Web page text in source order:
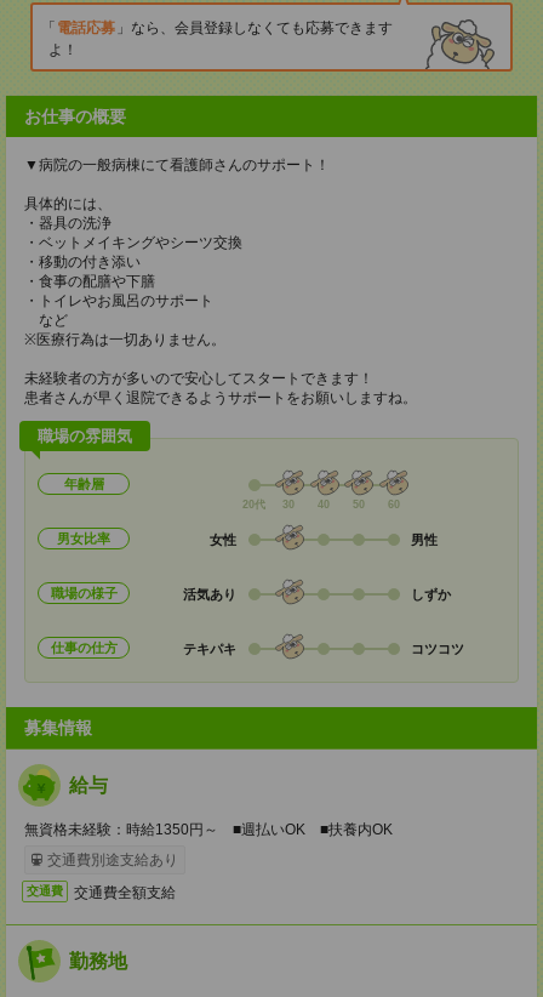
電話応募
なら、会員登録しなくても応募できます
よ！
お仕事の概要
▼病院の一般病棟にて看護師さんのサポート！
具体的には、
・器具の洗浄
・ベットメイキングやシーツ交換
・移動の付き添い
・食事の配膳や下膳
・トイレやお風呂のサポート
など
※医療行為は一切ありません。
未経験者の方が多いので安心してスタートできます！
患者さんが早く退院できるようサポートをお願いしますね。
職場の雰囲気
年齢層
20代 30 40 50 60
男女比率 女性 男性
職場の様子 活気あり しずか
仕事の仕方 テキパキ コツコツ
募集情報
給与
無資格未経験：時給1350円～ ■週払いOK ■扶養内OK
交通費別途支給あり
交通費 交通費全額支給
勤務地